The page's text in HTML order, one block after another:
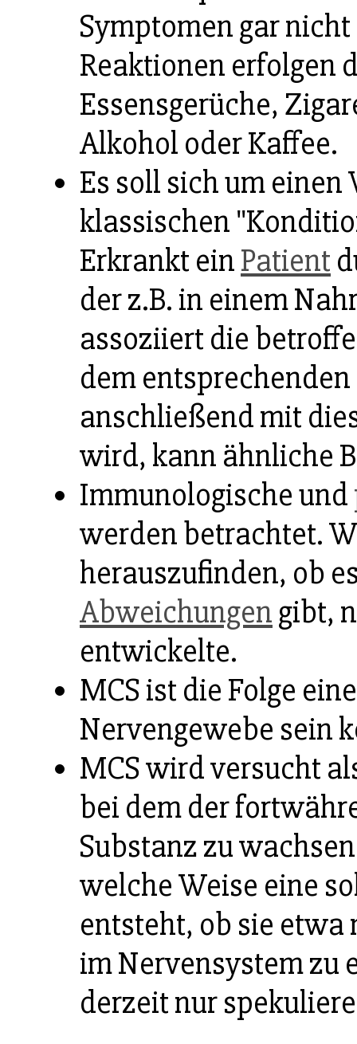
Symptomen gar
Reaktionen erfolgen
Essensgerüche,
Alkohol oder Kaffee.
Es soll sich um einen
klassischen
Erkrankt einPatient
der z.B. in einem
assoziiert die
dem
anschließend mit
wird, kann ähnliche
Immunologische und
werden betrachtet.
herauszufinden, ob
Abweichungengibt,
entwickelte.
MCS ist die Folge
Nervengewebe sein
MCS wird versucht
bei dem der
Substanz zu
welche Weise eine
entsteht, ob sie
im Nervensystem zu
derzeit nur